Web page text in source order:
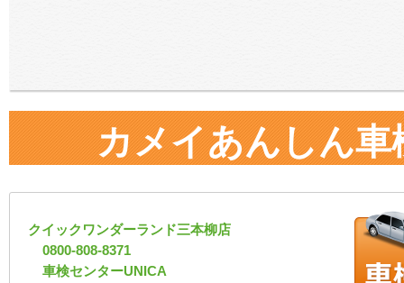
カメイあんしん車
クイックワンダーランド三本柳店
0800-808-8371
車検センターUNICA